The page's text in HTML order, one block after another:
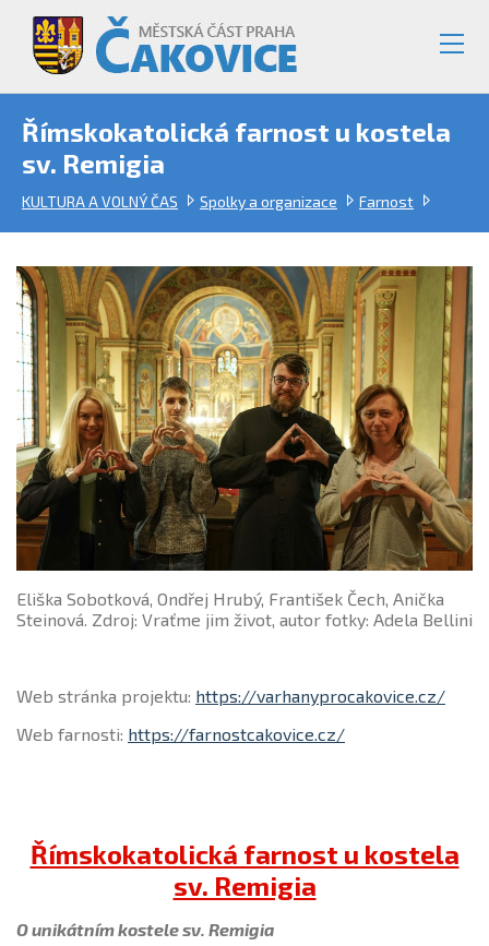
Římskokatolická farnost u kostela
sv. Remigia
KULTURA A VOLNÝ ČAS Spolky a organizace Farnost
Eliška Sobotková, Ondřej Hrubý, František Čech, Anička
Steinová. Zdroj: Vraťme jim život, autor fotky: Adela Bellini
Web stránka projektu: https://varhanyprocakovice.cz/
Web farnosti: https://farnostcakovice.cz/
Římskokatolická farnost u kostela
sv. Remigia
O unikátním kostele sv. Remigia